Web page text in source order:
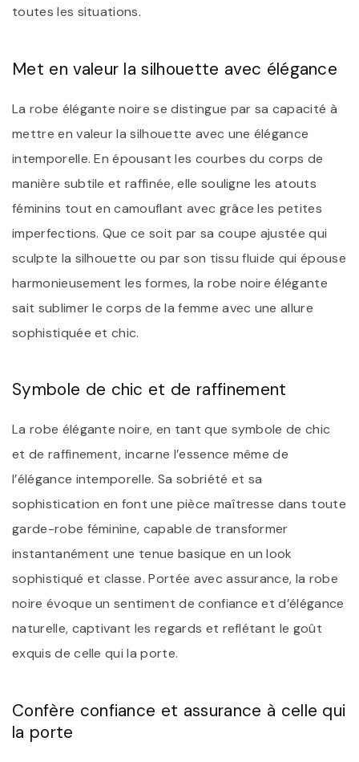
toutes les situations.
Met en valeur la silhouette avec élégance
La robe élégante noire se distingue par sa capacité à
mettre en valeur la silhouette avec une élégance
intemporelle. En épousant les courbes du corps de
manière subtile et raffinée, elle souligne les atouts
féminins tout en camouflant avec grâce les petites
imperfections. Que ce soit par sa coupe ajustée qui
sculpte la silhouette ou par son tissu fluide qui épouse
harmonieusement les formes, la robe noire élégante
sait sublimer le corps de la femme avec une allure
sophistiquée et chic.
Symbole de chic et de raffinement
La robe élégante noire, en tant que symbole de chic
et de raffinement, incarne l’essence même de
l’élégance intemporelle. Sa sobriété et sa
sophistication en font une pièce maîtresse dans toute
garde-robe féminine, capable de transformer
instantanément une tenue basique en un look
sophistiqué et classe. Portée avec assurance, la robe
noire évoque un sentiment de confiance et d’élégance
naturelle, captivant les regards et reflétant le goût
exquis de celle qui la porte.
Confère confiance et assurance à celle qui
la porte